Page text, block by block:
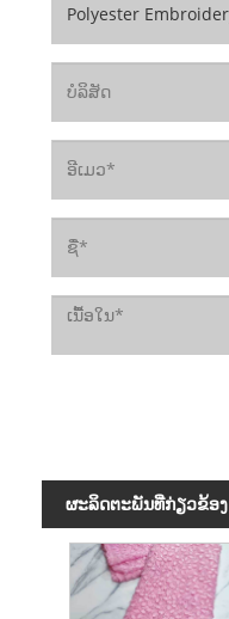
ຜະ​ລິດ​ຕະ​ພັນ​ທີ່​ກ່ຽວ​ຂ້ອງ